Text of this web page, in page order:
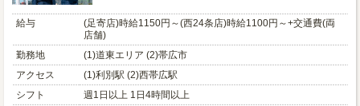
給与
(足寄店)時給1150円～(西24条店)時給1100円～+交通費(両
店舗)
勤務地
(1)道東エリア (2)帯広市
アクセス
(1)利別駅 (2)西帯広駅
シフト
週1日以上 1日4時間以上